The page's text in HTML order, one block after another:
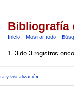
Bibliografía
Inicio| Mostrar todo|
1–3 de 3 registros
y visualización